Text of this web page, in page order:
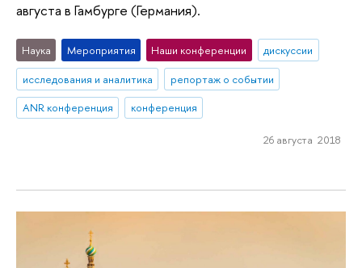
августа в Гамбурге (Германия).
Наука Мероприятия Наши конференции
дискуссии
исследования и аналитика
репортаж о событии
ANR конференция
конференция
26 августа 2018